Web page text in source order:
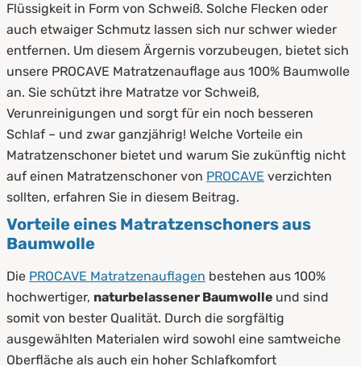
Flüssigkeit in Form von Schweiß. Solche Flecken oder
auch etwaiger Schmutz lassen sich nur schwer wieder
entfernen. Um diesem Ärgernis vorzubeugen, bietet sich
unsere PROCAVE Matratzenauflage aus 100% Baumwolle
an. Sie schützt ihre Matratze vor Schweiß,
Verunreinigungen und sorgt für ein noch besseren
Schlaf – und zwar ganzjährig! Welche Vorteile ein
Matratzenschoner bietet und warum Sie zukünftig nicht
auf einen Matratzenschoner von PROCAVE verzichten
sollten, erfahren Sie in diesem Beitrag.
Vorteile eines Matratzenschoners aus
Baumwolle
Die PROCAVE Matratzenauflagen bestehen aus 100%
hochwertiger, naturbelassener Baumwolle und sind
somit von bester Qualität. Durch die sorgfältig
ausgewählten Materialen wird sowohl eine samtweiche
Oberfläche als auch ein hoher Schlafkomfort